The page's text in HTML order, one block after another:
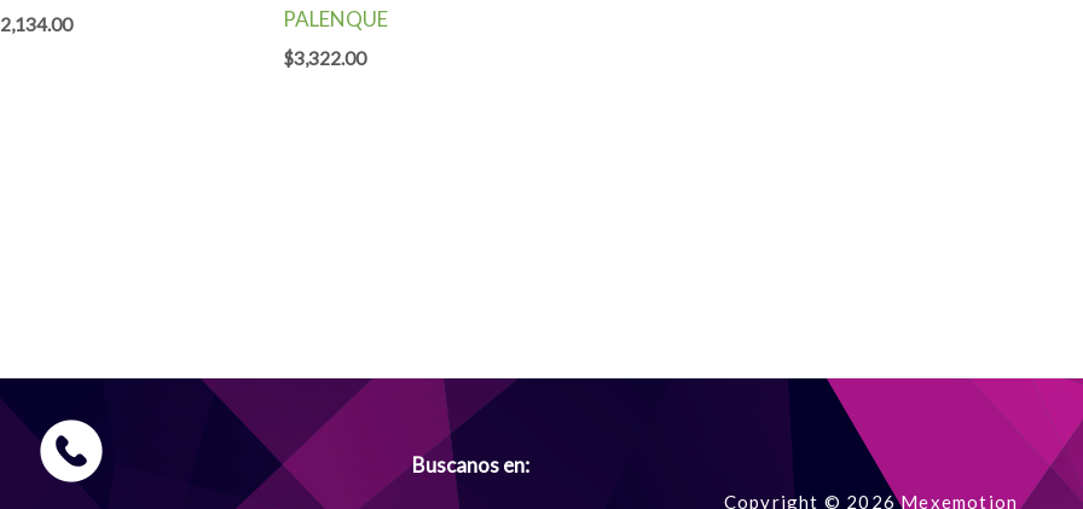
2,134.00
PALENQUE
$3,322.00
Buscanos en:
Copyright © 2026 Mexemotion